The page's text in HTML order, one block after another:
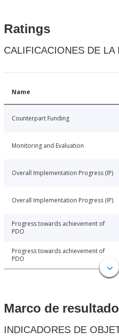
Ratings
CALIFICACIONES DE LA
Name
Counterpart Funding
Monitoring and Evaluation
Overall Implementation Progress (IP)
Overall Implementation Progress (IP)
Progress towards achievement of
PDO
Progress towards achievement of
PDO
Marco de
INDICADORES DE